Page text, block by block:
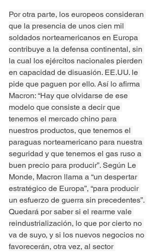
Por otra parte, los europeos consideran
que la presencia de unos cien mil
soldados norteamericanos en Europa
contribuye a la defensa continental, sin
la cual los ejércitos nacionales pierden
en capacidad de disuasión. EE.UU. le
pide que paguen por ello. Así lo afirma
Macron: “Hay que olvidarse de ese
modelo que consiste a decir que
tenemos el mercado chino para
nuestros productos, que tenemos el
paraguas norteamericano para nuestra
seguridad y que tenemos el gas ruso a
buen precio para producir”. Según Le
Monde, Macron llama a “un despertar
estratégico de Europa”, “para producir
un esfuerzo de guerra sin precedentes”.
Quedará por saber si el rearme vale
reindustrialización, lo que por cierto no
va de suyo, y si los nuevos negocios no
favorecerán, otra vez, al sector